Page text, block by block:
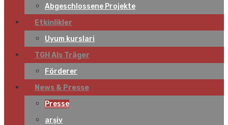
Abgeschlossene Projekte
Etkinlikler
Uyum kurslari
TGH Als Träger
Förderer
News & Presse
Presse
arşiv